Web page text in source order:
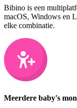
Bibino is een
macOS, Windows en
elke combinatie.
Meerdere baby's